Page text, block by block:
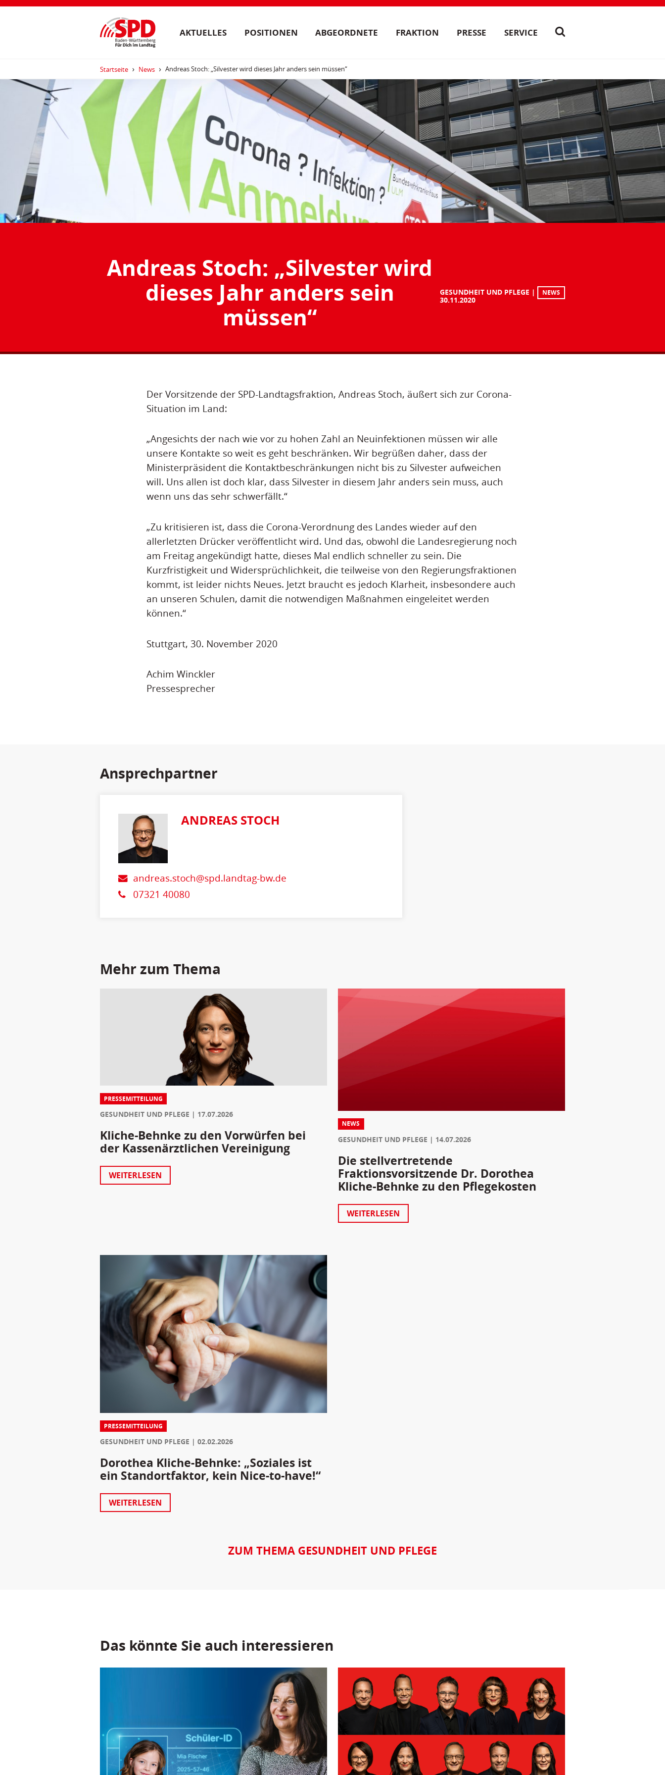
AKTUELLES POSITIONEN ABGEORDNETE FRAKTION PRESSE SERVICE
Startseite News Andreas Stoch: „Silvester wird dieses Jahr anders sein müssen“
Andreas Stoch: „Silvester wird
dieses Jahr anders sein
müssen“
GESUNDHEIT UND PFLEGE
30.11.2020
NEWS
Der Vorsitzende der SPD-Landtagsfraktion, Andreas Stoch, äußert sich zur Corona-
Situation im Land:
„Angesichts der nach wie vor zu hohen Zahl an Neuinfektionen müssen wir alle
unsere Kontakte so weit es geht beschränken. Wir begrüßen daher, dass der
Ministerpräsident die Kontaktbeschränkungen nicht bis zu Silvester aufweichen
will. Uns allen ist doch klar, dass Silvester in diesem Jahr anders sein muss, auch
wenn uns das sehr schwerfällt.“
„Zu kritisieren ist, dass die Corona-Verordnung des Landes wieder auf den
allerletzten Drücker veröffentlicht wird. Und das, obwohl die Landesregierung noch
am Freitag angekündigt hatte, dieses Mal endlich schneller zu sein. Die
Kurzfristigkeit und Widersprüchlichkeit, die teilweise von den Regierungsfraktionen
kommt, ist leider nichts Neues. Jetzt braucht es jedoch Klarheit, insbesondere auch
an unseren Schulen, damit die notwendigen Maßnahmen eingeleitet werden
können.“
Stuttgart, 30. November 2020
Achim Winckler
Pressesprecher
Ansprechpartner
ANDREAS STOCH
andreas.stoch@spd.landtag-bw.de
07321 40080
Mehr zum Thema
PRESSEMITTEILUNG
GESUNDHEIT UND PFLEGE 17.07.2026
Kliche-Behnke zu den Vorwürfen bei
der Kassenärztlichen Vereinigung
WEITERLESEN
NEWS
GESUNDHEIT UND PFLEGE 14.07.2026
Die stellvertretende
Fraktionsvorsitzende Dr. Dorothea
Kliche-Behnke zu den Pflegekosten
WEITERLESEN
PRESSEMITTEILUNG
GESUNDHEIT UND PFLEGE 02.02.2026
Dorothea Kliche-Behnke: „Soziales ist
ein Standortfaktor, kein Nice-to-have!“
WEITERLESEN
ZUM THEMA GESUNDHEIT UND PFLEGE
Das könnte Sie auch interessieren